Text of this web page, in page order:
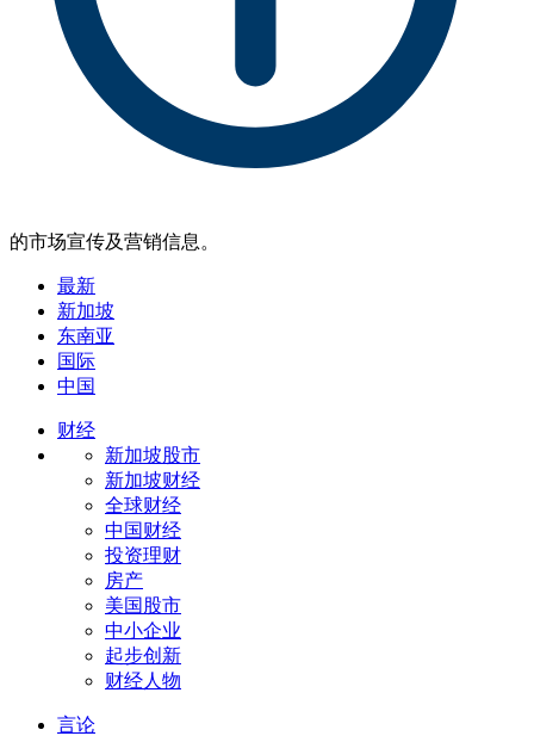
的市场宣传及营销信息。
最新
新加坡
东南亚
国际
中国
财经
新加坡股市
新加坡财经
全球财经
中国财经
投资理财
房产
美国股市
中小企业
起步创新
财经人物
言论